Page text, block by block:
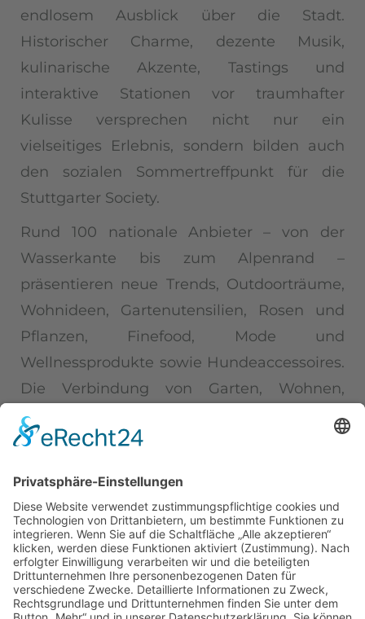
endlosem Ausblick über die Stadt.
Historischer Charme, dezente Musik,
kulinarische Akzente, Tastings und
interaktive Stationen vor traumhafter
Kulisse versprechen nicht nur ein
vielseitiges Erlebnis, sondern bilden auch
den sozialen Sommertreffpunkt für die
Stuttgarter Society.
Rund 100 nationale Anbieter – von der
Wasserkante bis zum Alpenrand –
präsentieren neue Trends, Outdoorträume,
Wohnideen, Gartenutensilien, Rosen und
Pflanzen, Finefood, Mode und
Wellnessprodukte sowie Hundeaccessoires.
Die Verbindung von Garten, Wohnen,
Lifestyle, Kulinarik, Handwerk und
Manufakturprodukten gepaart mit dem
lässt die Herzen von Lifestyle-Enthusiasten
höherschlagen.
...
Download Pressemitteilung(126,0 KiB)